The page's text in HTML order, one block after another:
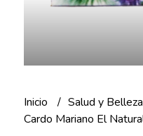
Inicio Salud y Belleza
Cardo Mariano El